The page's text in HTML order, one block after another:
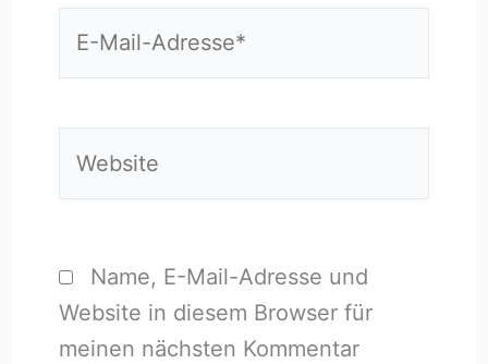
Name, E-Mail-Adresse und
Website in diesem Browser für
meinen nächsten Kommentar